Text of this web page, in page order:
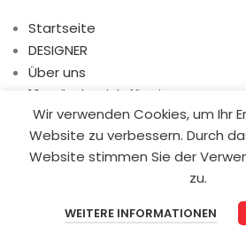
Startseite
DESIGNER
Über uns
10 Gründe, sich für ein HDPE-
Allgemeine
Kontakt
Wir verwenden Cookies, um Ihr
Website zu verbessern. Durch
Website stimmen Sie der
zu.
WEITERE INFORMATIONEN
Startseite My account